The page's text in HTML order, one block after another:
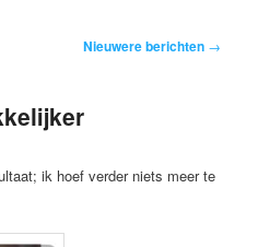
Nieuwere berichten →
ik hoef verder niets meer te